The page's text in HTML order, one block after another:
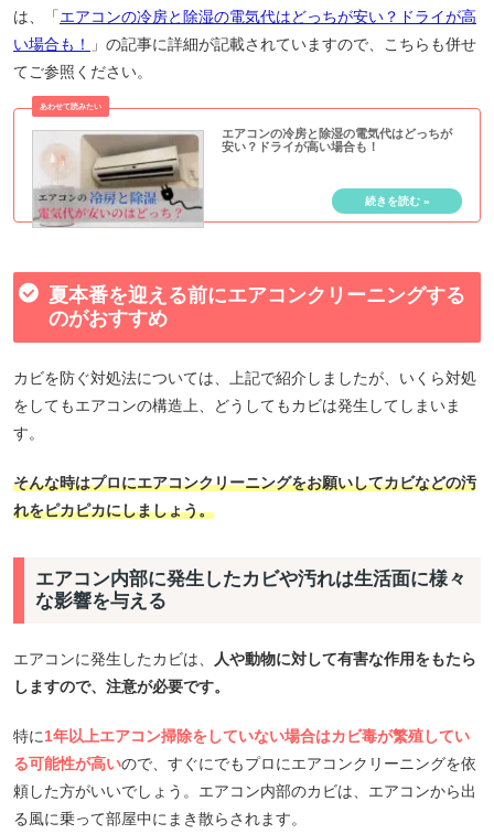
は、「エアコンの冷房と除湿の電気代はどっちが安い？ドライが高
い場合も！
」の記事に詳細が記載されていますので、こちらも併せ
てご参照ください。
エアコンの冷房と除湿の電気代はどっちが
安い？ドライが高い場合も！
夏本番を迎える前にエアコンクリーニングする
のがおすすめ
カビを防ぐ対処法については、上記で紹介しましたが、いくら対処
をしてもエアコンの構造上、どうしてもカビは発生してしまいま
す。
そんな時はプロにエアコンクリーニングをお願いしてカビなどの汚
れをピカピカにしましょう。
エアコン内部に発生したカビや汚れは生活面に様々
な影響を与える
エアコンに発生したカビは、
人や動物に対して有害な作用をもたら
しますので、注意が必要です。
特に1年以上エアコン掃除をしていない場合はカビ毒が繁殖してい
る可能性が高いので、すぐにでもプロにエアコンクリーニングを依
頼した方がいいでしょう。エアコン内部のカビは、エアコンから出
る風に乗って部屋中にまき散らされます。